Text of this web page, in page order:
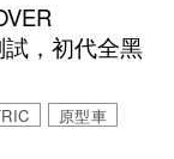
，初代全黑
原型車